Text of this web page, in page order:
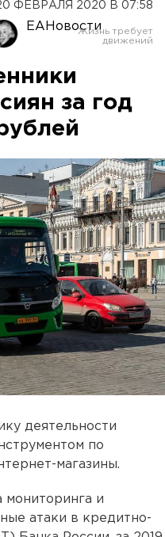
ФЕВРАЛЯ 2020 В 07:58
ЕАНовости
за год
деятельности
по
магазины.
мониторинга и
атаки в кредитно-